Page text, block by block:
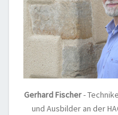
Gerhard Fischer-
und Ausbilder an der